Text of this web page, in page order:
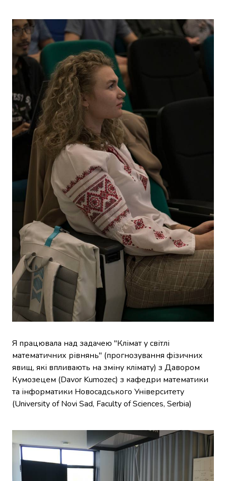
Я працювала над задачею "Клімат у світлі
математичних рівнянь" (прогнозування фізичних
явищ, які впливають на зміну клімату) з Давором
Кумозецем (Davor Kumozec) з кафедри математики
та інформатики Новосадського Університету
(University of Novi Sad, Faculty of Sciences, Serbia)